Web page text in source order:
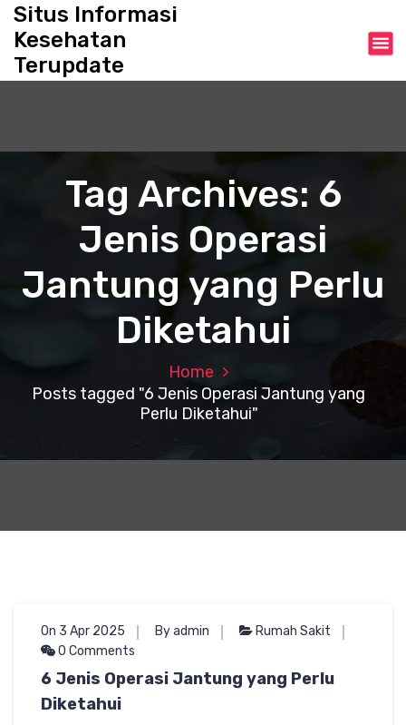
o
Situs Informasi
Kesehatan
Terupdate
Tag Archives: 6
Jenis Operasi
Jantung yang Perlu
Diketahui
Home
Posts tagged "6 Jenis Operasi Jantung yang
Perlu Diketahui"
On 3 Apr 2025 By admin
Rumah Sakit
0 Comments
6 Jenis Operasi Jantung yang Perlu
Diketahui